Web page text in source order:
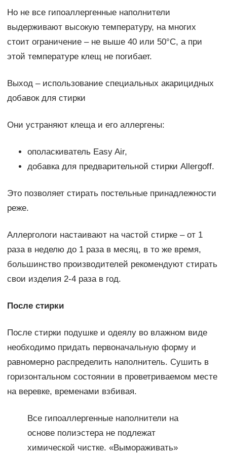
Но не все гипоаллергенные наполнители
выдерживают высокую температуру, на многих
стоит ограничение – не выше 40 или 50°C, а при
этой температуре клещ не погибает.
Выход – использование специальных акарицидных
добавок для стирки
Они устраняют клеща и его аллергены:
ополаскиватель Easy Air,
добавка для предварительной стирки Allergoff.
Это позволяет стирать постельные принадлежности
реже.
Аллергологи настаивают на частой стирке – от 1
раза в неделю до 1 раза в месяц, в то же время,
большинство производителей рекомендуют стирать
свои изделия 2-4 раза в год.
После стирки
После стирки подушке и одеялу во влажном виде
необходимо придать первоначальную форму и
равномерно распределить наполнитель. Сушить в
горизонтальном состоянии в проветриваемом месте
на веревке, временами взбивая.
Все гипоаллергенные наполнители на
основе полиэстера не подлежат
химической чистке. «Вымораживать»